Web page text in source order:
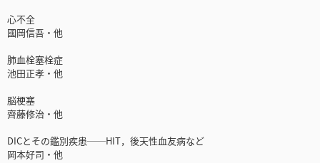
心不全
國岡信吾・他
肺血栓塞栓症
池田正孝・他
脳梗塞
齊藤修治・他
DICとその鑑別疾患──HIT，後天性血友病など
岡本好司・他